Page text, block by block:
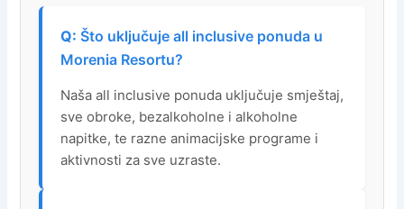
Što uključuje all inclusive ponuda u
Morenia Resortu?
Naša all inclusive ponuda uključuje smještaj,
sve obroke, bezalkoholne i alkoholne
napitke, te razne animacijske programe i
aktivnosti za sve uzraste.